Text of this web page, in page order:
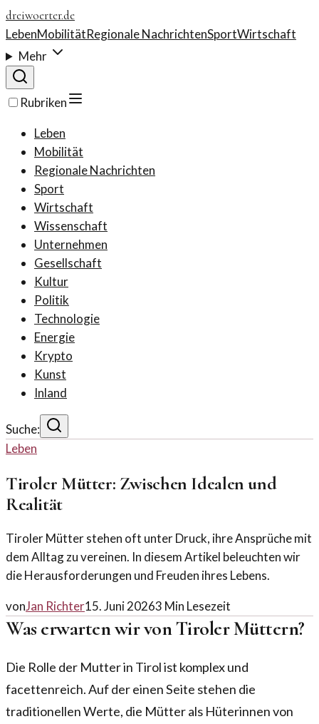
dreiwoerter.de
LebenMobilitätRegionale NachrichtenSportWirtschaft
Mehr
Rubriken
Leben
Mobilität
Regionale Nachrichten
Sport
Wirtschaft
Wissenschaft
Unternehmen
Gesellschaft
Kultur
Politik
Technologie
Energie
Krypto
Kunst
Inland
Suche:
Leben
Tiroler Mütter: Zwischen Idealen und
Realität
Tiroler Mütter stehen oft unter Druck, ihre Ansprüche mit
dem Alltag zu vereinen. In diesem Artikel beleuchten wir
die Herausforderungen und Freuden ihres Lebens.
vonJan Richter15. Juni 20263 Min Lesezeit
Was erwarten wir von Tiroler Müttern?
Die Rolle der Mutter in Tirol ist komplex und
facettenreich. Auf der einen Seite stehen die
traditionellen Werte, die Mütter als Hüterinnen von